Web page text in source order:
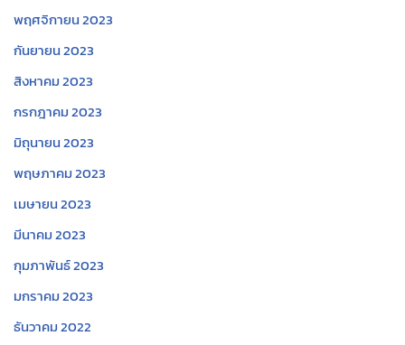
พฤศจิกายน 2023
กันยายน 2023
สิงหาคม 2023
กรกฎาคม 2023
มิถุนายน 2023
พฤษภาคม 2023
เมษายน 2023
มีนาคม 2023
กุมภาพันธ์ 2023
มกราคม 2023
ธันวาคม 2022